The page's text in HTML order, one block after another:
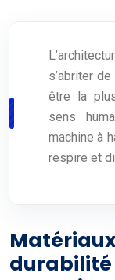
s’abriter
être la
sens
machine à
respire et
durabilité